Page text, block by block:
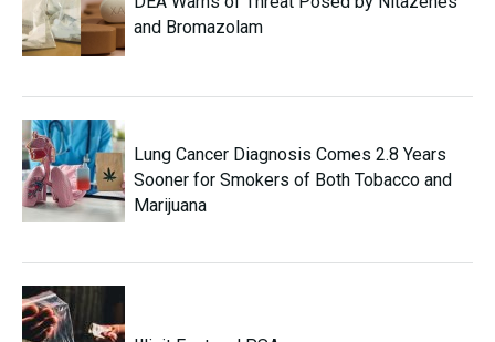
and Bromazolam
Lung Cancer Diagnosis Comes 2.8 Years
Sooner for Smokers of Both Tobacco and
Marijuana